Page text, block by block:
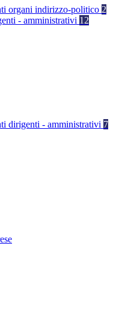
organi indirizzo-politico 2
- amministrativi 12
dirigenti - amministrativi 7